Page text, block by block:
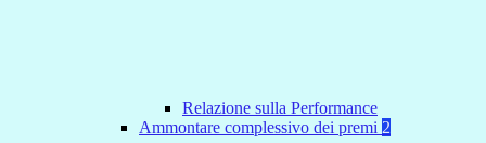
Relazione sulla Performance
Ammontare complessivo dei premi 2